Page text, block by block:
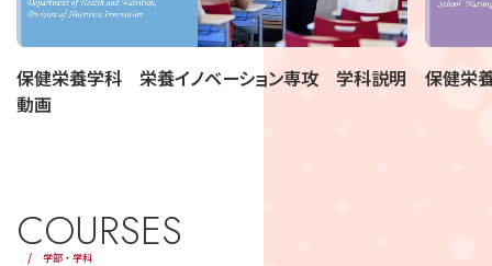
保健栄養学科 栄養イノベーション専攻 学科説明
動画
保健栄
COURSES
学部・学科